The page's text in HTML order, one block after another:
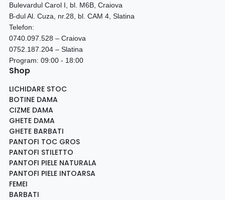
Bulevardul Carol I, bl. M6B, Craiova
B-dul Al. Cuza, nr.28, bl. CAM 4, Slatina
Telefon:
0740.097.528 – Craiova
0752.187.204 – Slatina
Program: 09:00 - 18:00
Shop
LICHIDARE STOC
BOTINE DAMA
CIZME DAMA
GHETE DAMA
GHETE BARBATI
PANTOFI TOC GROS
PANTOFI STILETTO
PANTOFI PIELE NATURALA
PANTOFI PIELE INTOARSA
FEMEI
BARBATI